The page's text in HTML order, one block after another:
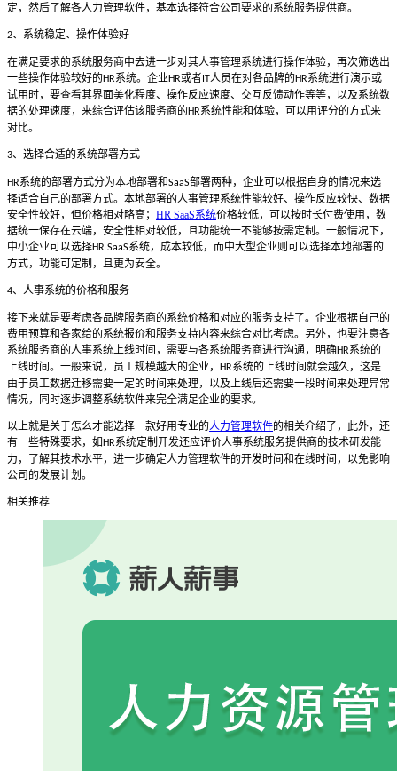
定，然后了解各人力管理软件，基本选择符合公司要求的系统服务提供商。
2、系统稳定、操作体验好
在满足要求的系统服务商中去进一步对其人事管理系统进行操作体验，再次筛选出
一些操作体验较好的HR系统。企业 HR或者 IT人员在对各品牌的HR系统进行演示或
试用时，要查看其界面美化程度、操作反应速度、交互反馈动作等等，以及系统数
据的处理速度，来综合评估该服务商的HR系统性能和体验，可以用评分的方式来
对比。
3、选择合适的系统部署方式
HR系统的部署方式分为本地部署和SaaS部署两种，企业可以根据自身的情况来选
择适合自己的部署方式。本地部署的人事管理系统性能较好、操作反应较快、数据
安全性较好，但价格相对略高； HR SaaS系统价格较低，可以按时长付费使用，数
据统一保存在云端，安全性相对较低，且功能统一不能够按需定制。一般情况下，
中小企业可以选择HR SaaS系统，成本较低，而中大型企业则可以选择本地部署的
方式，功能可定制，且更为安全。
4、人事系统的价格和服务
接下来就是要考虑各品牌服务商的系统价格和对应的服务支持了。企业根据自己的
费用预算和各家给的系统报价和服务支持内容来综合对比考虑。另外，也要注意各
系统服务商的人事系统上线时间，需要与各系统服务商进行沟通，明确HR系统的
上线时间。一般来说，员工规模越大的企业，
HR系统的上线时间就会越久，这是
由于员工数据迁移需要一定的时间来处理，以及上线后还需要一段时间来处理异常
情况，同时逐步调整系统软件来完全满足企业的要求。
以上就是关于怎么才能选择一款好用专业的人力管理软件的相关介绍了，此外，还
有一些特殊要求，如 HR系统定制开发还应评价人事系统服务提供商的技术研发能
力，了解其技术水平，进一步确定人力管理软件的开发时间和在线时间，以免影响
公司的发展计划。
相关推荐